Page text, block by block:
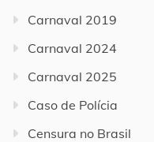
Carnaval 2019
Carnaval 2024
Carnaval 2025
Caso de Polícia
Censura no Brasil